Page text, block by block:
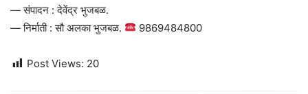
— संपादन : देवेंद्र भुजबळ.
— निर्माती : सौ अलका भुजबळ.
9869484800
Post Views: 20